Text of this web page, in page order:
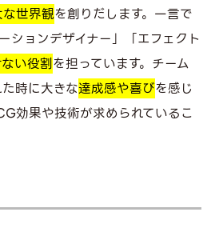
世界観を創りだします。一言で
ションデザイナー」「エフェクト
い役割を担っています。チーム
時に大きな達成感や喜びを感じ
効果や技術が求められているこ